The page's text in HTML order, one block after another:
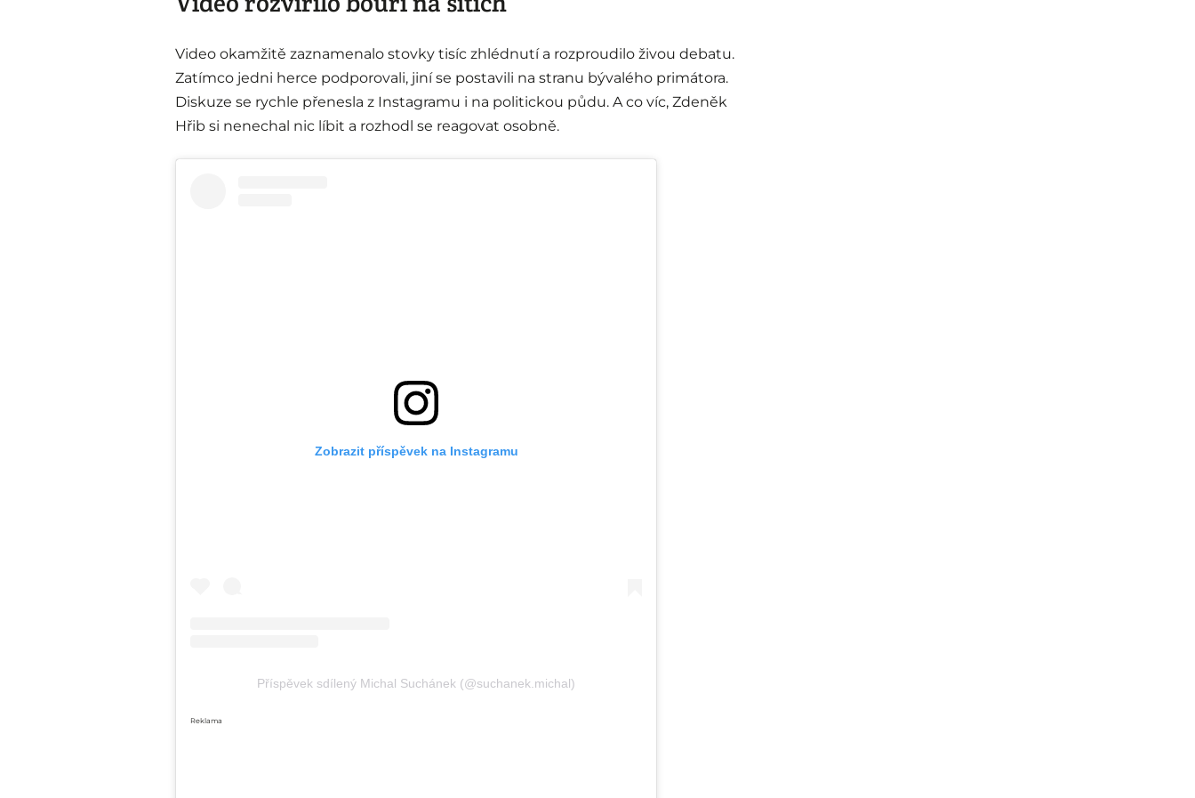
Video okamžitě zaznamenalo stovky tisíc zhlédnutí a rozproudilo živou debatu.
Zatímco jedni herce podporovali, jiní se postavili na stranu bývalého primátora.
Diskuze se rychle přenesla z Instagramu i na politickou půdu. A co víc, Zdeněk
Hřib si nenechal nic líbit a rozhodl se reagovat osobně.
Zobrazit příspěvek na Instagramu
Příspěvek sdílený Michal Suchánek (@suchanek.michal)
Reklama